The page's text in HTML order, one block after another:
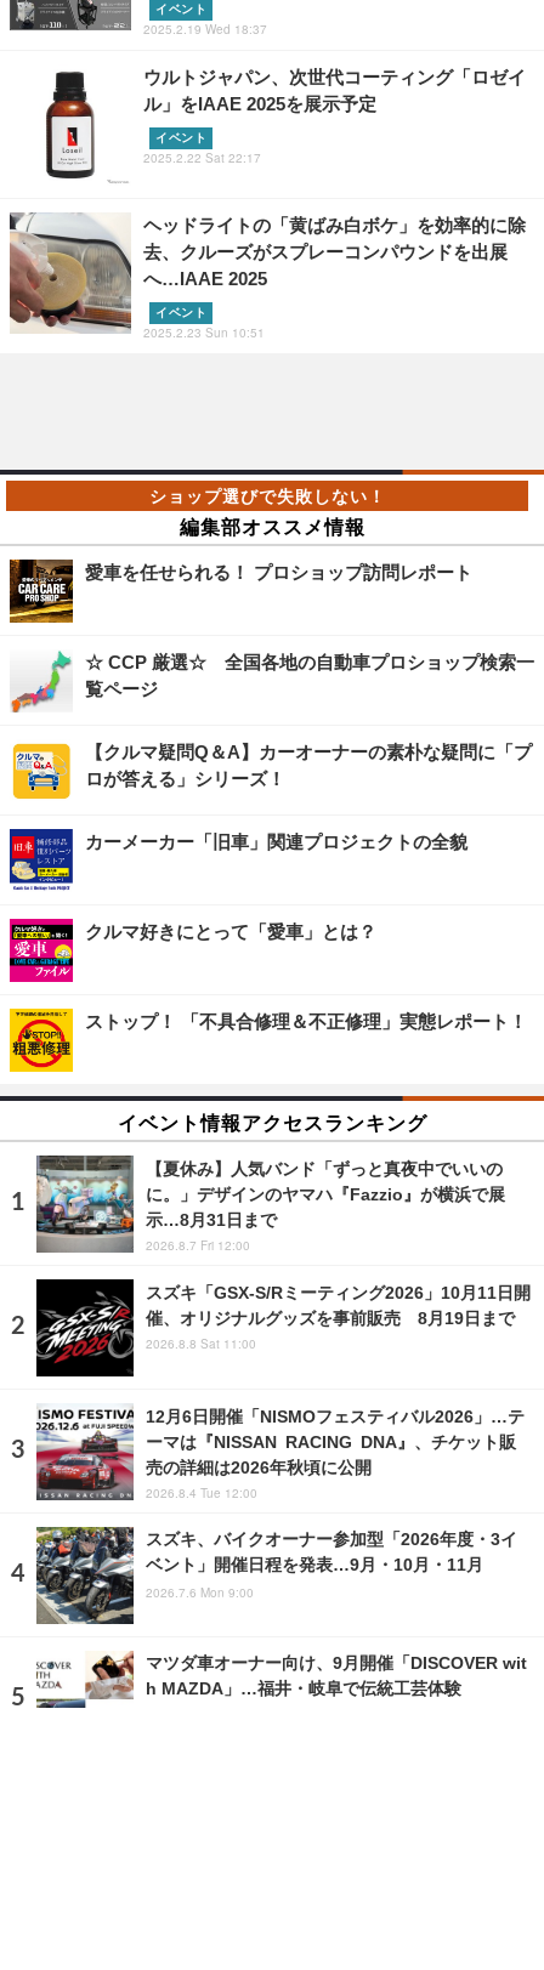
イベント
2025.2.19 Wed 18:37
ウルトジャパン、次世代コーティング「ロゼイ
ル」をIAAE 2025を展示予定
イベント
2025.2.22 Sat 22:17
ヘッドライトの「黄ばみ白ボケ」を効率的に除
去、クルーズがスプレーコンパウンドを出展
へ…IAAE 2025
イベント
2025.2.23 Sun 10:51
編集部オススメ情報
愛車を任せられる！ プロショップ訪問レポート
☆ CCP 厳選☆ 全国各地の自動車プロショップ検索一
覧ページ
【クルマ疑問Q＆A】カーオーナーの素朴な疑問に「プ
ロが答える」シリーズ！
カーメーカー「旧車」関連プロジェクトの全貌
クルマ好きにとって「愛車」とは？
ストップ！ 「不具合修理＆不正修理」実態レポート！
イベント情報アクセスランキング
【夏休み】人気バンド「ずっと真夜中でいいの
に。」デザインのヤマハ『Fazzio』が横浜で展
示…8月31日まで
2026.8.7 Fri 12:00
スズキ「GSX-S/Rミーティング2026」10月11日開
催、オリジナルグッズを事前販売 8月19日まで
2026.8.8 Sat 11:00
12月6日開催「NISMOフェスティバル2026」…テ
ーマは『NISSAN RACING DNA』、チケット販
売の詳細は2026年秋頃に公開
2026.8.4 Tue 12:00
スズキ、バイクオーナー参加型「2026年度・3イ
ベント」開催日程を発表…9月・10月・11月
2026.7.6 Mon 9:00
マツダ車オーナー向け、9月開催「DISCOVER wit
h MAZDA」…福井・岐阜で伝統工芸体験